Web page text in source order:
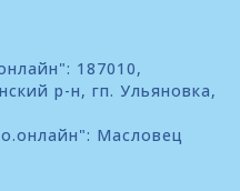
187010,
р-н, гп. Ульяновка,
Масловец